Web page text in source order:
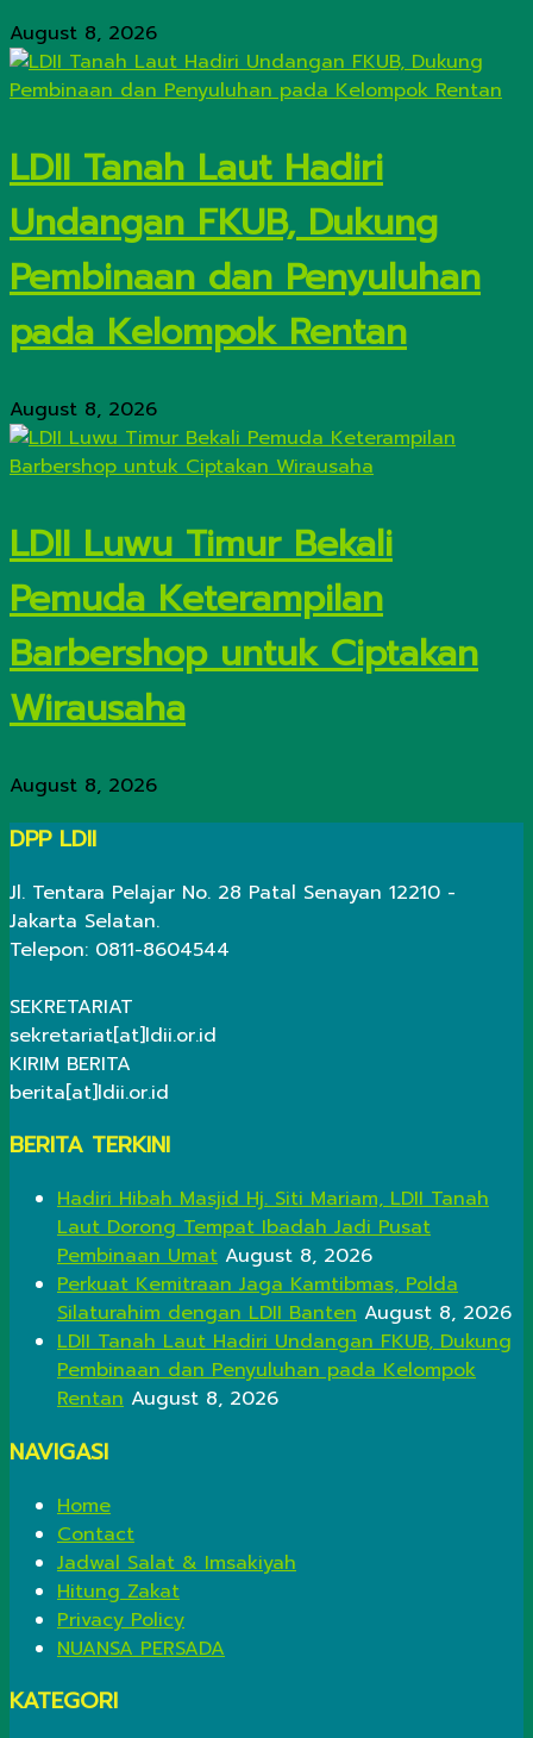
August 8, 2026
LDII Tanah Laut Hadiri
Undangan FKUB, Dukung
Pembinaan dan Penyuluhan
pada Kelompok Rentan
August 8, 2026
LDII Luwu Timur Bekali
Pemuda Keterampilan
Barbershop untuk Ciptakan
Wirausaha
August 8, 2026
DPP LDII
Jl. Tentara Pelajar No. 28 Patal Senayan 12210 -
Jakarta Selatan.
Telepon: 0811-8604544
SEKRETARIAT
sekretariat[at]ldii.or.id
KIRIM BERITA
berita[at]ldii.or.id
BERITA TERKINI
Hadiri Hibah Masjid Hj. Siti Mariam, LDII Tanah
Laut Dorong Tempat Ibadah Jadi Pusat
Pembinaan Umat August 8, 2026
Perkuat Kemitraan Jaga Kamtibmas, Polda
Silaturahim dengan LDII Banten August 8, 2026
LDII Tanah Laut Hadiri Undangan FKUB, Dukung
Pembinaan dan Penyuluhan pada Kelompok
Rentan August 8, 2026
NAVIGASI
Home
Contact
Jadwal Salat & Imsakiyah
Hitung Zakat
Privacy Policy
NUANSA PERSADA
KATEGORI